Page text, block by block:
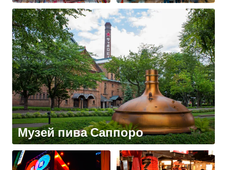
Музей пива Саппоро